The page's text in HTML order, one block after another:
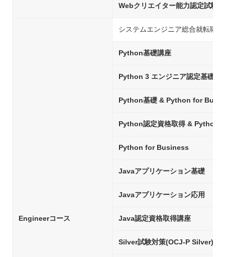
Webクリエイター能力認定試験
Engineerコース
システムエンジニア総合就転職
Python基礎講座
Python 3 エンジニア認定基礎試
Python基礎 & Python for
Python認定資格取得 & Python
Python for Business
Javaアプリケーション基礎
Javaアプリケーション応用
Java認定資格取得講座
Silver試験対策(OCJ-P Silver)